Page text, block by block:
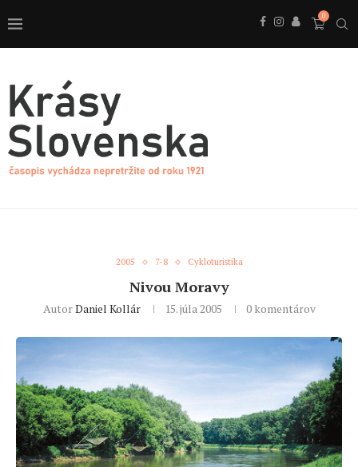
0
2005 7-8 Cykloturistika
Nivou Moravy
AutorDaniel Kollár 15. júla 2005 0 komentárov